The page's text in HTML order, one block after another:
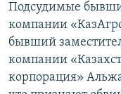
Подсудимые
компании
бывший
компании
корпорация»